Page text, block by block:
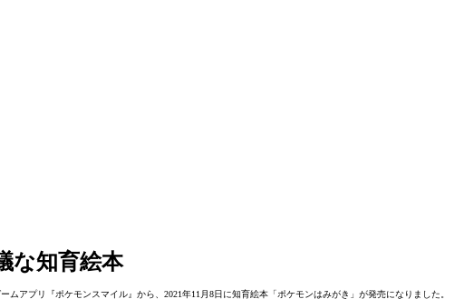
な知育絵本
ムアプリ『ポケモンスマイル』から、2021年11月8日に知育絵本「ポケモンはみがき」が発売になりました。